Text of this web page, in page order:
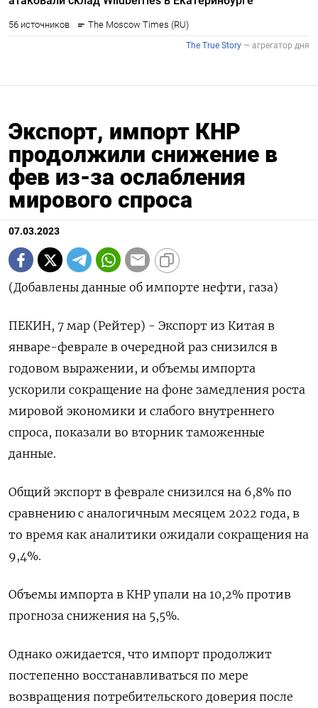
Экспорт, импорт КНР
продолжили снижение в
фев из-за ослабления
мирового спроса
07.03.2023
(Добавлены данные об импорте нефти, газа)
ПЕКИН, 7 мар (Рейтер) - Экспорт из Китая в
январе-феврале в очередной раз снизился в
годовом выражении, и объемы импорта
ускорили сокращение на фоне замедления роста
мировой экономики и слабого внутреннего
спроса, показали во вторник таможенные
данные.
Общий экспорт в феврале снизился на 6,8% по
сравнению с аналогичным месяцем 2022 года, в
то время как аналитики ожидали сокращения на
9,4%.
Объемы импорта в КНР упали на 10,2% против
прогноза снижения на 5,5%.
Однако ожидается, что импорт продолжит
постепенно восстанавливаться по мере
возвращения потребительского доверия после